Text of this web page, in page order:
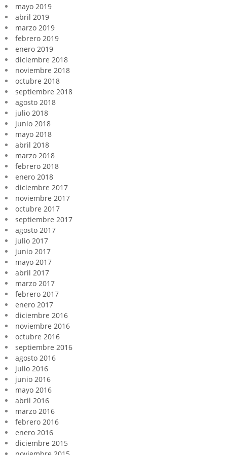
mayo 2019
abril 2019
marzo 2019
febrero 2019
enero 2019
diciembre 2018
noviembre 2018
octubre 2018
septiembre 2018
agosto 2018
julio 2018
junio 2018
mayo 2018
abril 2018
marzo 2018
febrero 2018
enero 2018
diciembre 2017
noviembre 2017
octubre 2017
septiembre 2017
agosto 2017
julio 2017
junio 2017
mayo 2017
abril 2017
marzo 2017
febrero 2017
enero 2017
diciembre 2016
noviembre 2016
octubre 2016
septiembre 2016
agosto 2016
julio 2016
junio 2016
mayo 2016
abril 2016
marzo 2016
febrero 2016
enero 2016
diciembre 2015